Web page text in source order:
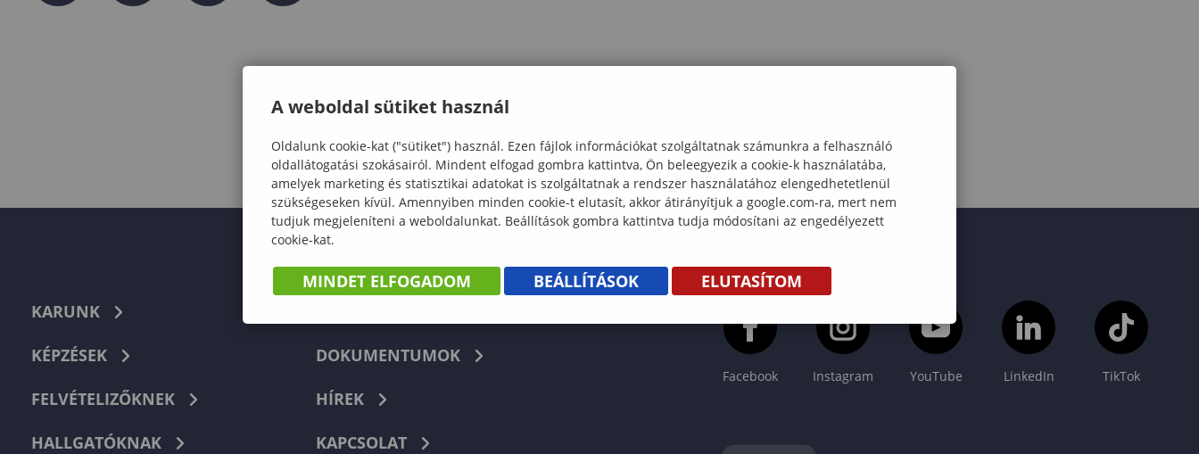
KARUNK
KÉPZÉSEK
FELVÉTELIZŐKNEK
HALLGATÓKNAK
DOKUMENTUMOK
HÍREK
KAPCSOLAT
Facebook Instagram YouTube LinkedIn TikTok
A weboldal sütiket használ
Oldalunk cookie-kat ("sütiket") használ. Ezen fájlok információkat szolgáltatnak számunkra a felhasználó
oldallátogatási szokásairól. Mindent elfogad gombra kattintva, Ön beleegyezik a cookie-k használatába,
amelyek marketing és statisztikai adatokat is szolgáltatnak a rendszer használatához elengedhetetlenül
szükségeseken kívül. Amennyiben minden cookie-t elutasít, akkor átirányítjuk a google.com-ra, mert nem
tudjuk megjeleníteni a weboldalunkat. Beállítások gombra kattintva tudja módosítani az engedélyezett
cookie-kat.
MINDET ELFOGADOM BEÁLLÍTÁSOK ELUTASÍTOM